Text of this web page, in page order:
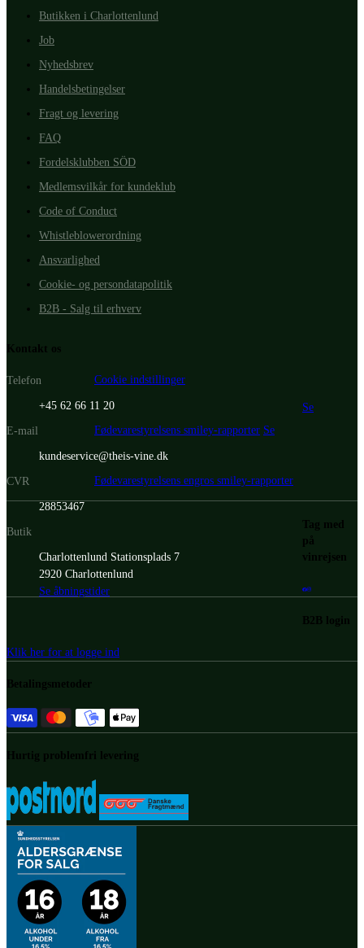
Butikken i Charlottenlund
Job
Nyhedsbrev
Handelsbetingelser
Fragt og levering
FAQ
Fordelsklubben SÖD
Medlemsvilkår for kundeklub
Code of Conduct
Whistleblowerordning
Ansvarlighed
Cookie- og persondatapolitik
B2B - Salg til erhverv
Kontakt os
Telefon
+45 62 66 11 20
E-mail
kundeservice@theis-vine.dk
CVR
28853467
Butik
Charlottenlund Stationsplads 7
2920 Charlottenlund
Se åbningstider
Cookie indstillinger
Se
Fødevarestyrelsens smiley-rapporter Se
Fødevarestyrelsens engros smiley-rapporter
Tag med
på
vinrejsen
B2B login
Klik her for at logge ind
Betalingsmetoder
Hurtig problemfri levering